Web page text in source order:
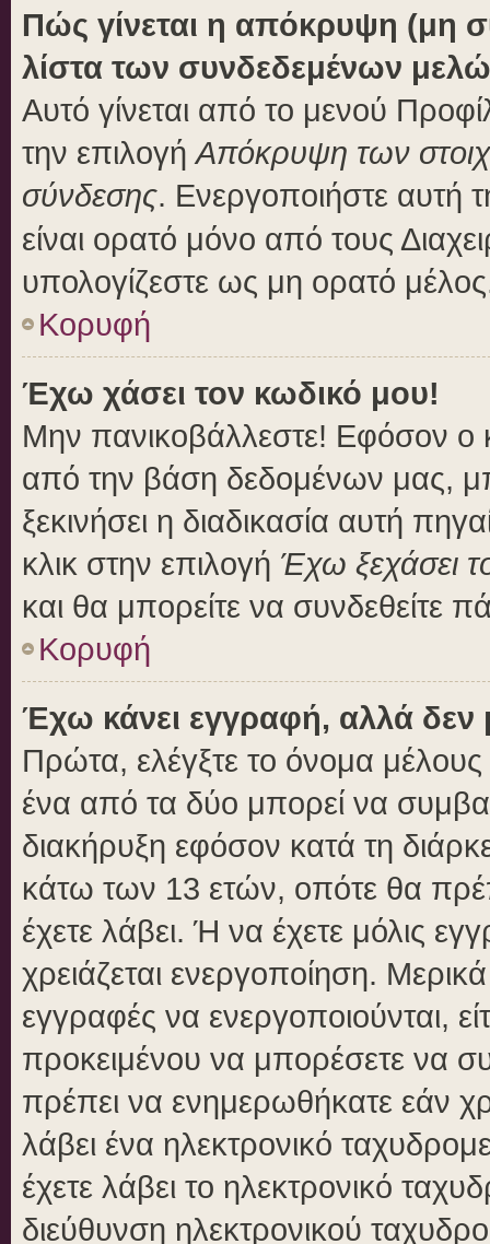
Πώς γίνεται η απόκρυψη (μη
λίστα των συνδεδεμένων
Αυτό γίνεται από το μενού
την επιλογήΑπόκρυψη των
σύνδεσης. Ενεργοποιήστε αυτή
είναι ορατό μόνο από τους
υπολογίζεστε ως μη ορατό
Κορυφή
Έχω χάσει τον κωδικό μου!
Μην πανικοβάλλεστε! Εφόσον ο
από την βάση δεδομένων μας,
ξεκινήσει η διαδικασία αυτή
κλικ στην επιλογή Έχω ξεχάσει
και θα μπορείτε να συνδεθείτε
Κορυφή
Έχω κάνει εγγραφή, αλλά
Πρώτα, ελέγξτε το όνομα μέλους
ένα από τα δύο μπορεί να
διακήρυξη εφόσον κατά τη
κάτω των 13 ετών, οπότε θα
έχετε λάβει. Ή να έχετε μόλις
χρειάζεται ενεργοποίηση.
εγγραφές να ενεργοποιούνται,
προκειμένου να μπορέσετε να
πρέπει να ενημερωθήκατε εάν
λάβει ένα ηλεκτρονικό
έχετε λάβει το ηλεκτρονικό
διεύθυνση ηλεκτρονικού